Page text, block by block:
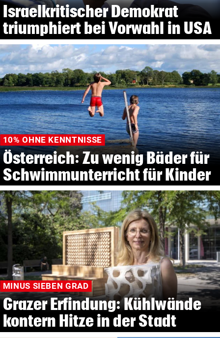
Israelkritischer Demokrat
triumphiert bei Vorwahl in USA
10% OHNE KENNTNISSE
Österreich: Zu wenig Bäder für
Schwimmunterricht für Kinder
MINUS SIEBEN GRAD
Grazer Erfindung: Kühlwände
kontern Hitze in der Stadt